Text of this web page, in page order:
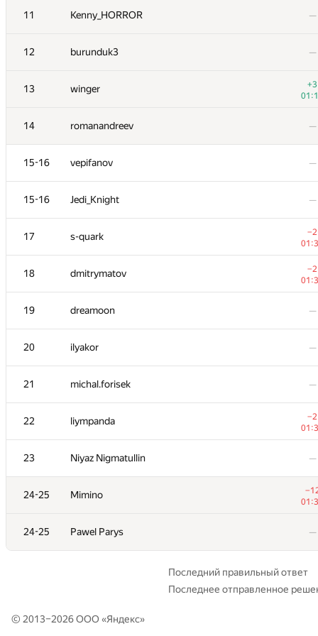
11 Kenny_HORROR —
12 burunduk3 —
13 winger
+3
14 romanandreev —
15-16 vepifanov —
15-16 Jedi_Knight —
17 s-quark
−2
18 dmitrymatov
−2
19 dreamoon —
20 ilyakor —
21 michal.forisek —
22 liympanda
−2
23 Niyaz Nigmatullin —
24-25 Mimino
24-25 Pawel Parys —
11 Kenny_HORROR —
12 burunduk3 —
13 winger
+3
14 romanandreev —
15-16 vepifanov —
15-16 Jedi_Knight —
17 s-quark
−2
18 dmitrymatov
−2
19 dreamoon —
20 ilyakor —
21 michal.forisek —
22 liympanda
−2
23 Niyaz Nigmatullin —
24-25 Mimino
24-25 Pawel Parys —
Последний правильный ответ
Последнее отправленное
© 2013–2026 ООО «Яндекс»